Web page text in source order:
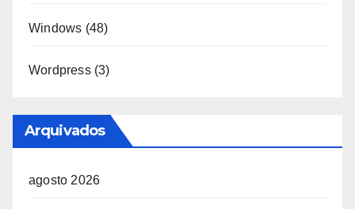
Windows (48)
Wordpress(3)
Arquivados
agosto 2026